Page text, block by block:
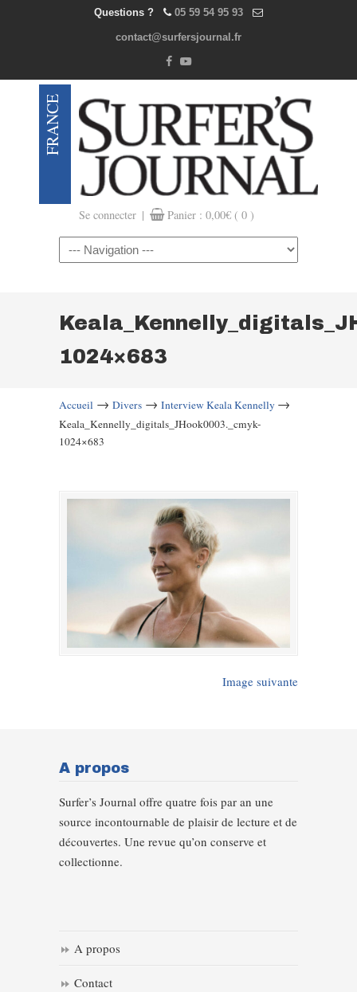
Questions ? 05 59 54 95 93
contact@surfersjournal.fr
Se connecter | Panier : 0,00€ ( 0 )
Navigation
1024×683
Accueil → Divers → Interview Keala Kennelly →
Keala_Kennelly_digitals_JHook0003._cmyk-
1024×683
Image suivante
A propos
Surfer’s Journal offre quatre fois par an une
source incontournable de plaisir de lecture et de
découvertes. Une revue qu’on conserve et
collectionne.
A propos
Contact